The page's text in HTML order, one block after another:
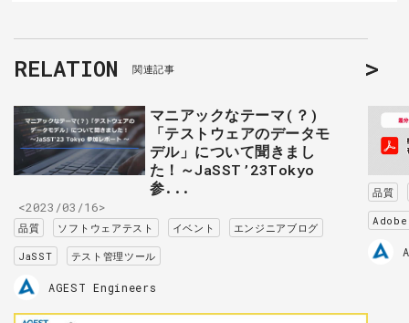
RELATION 関連記事
マニアックなテーマ(？)
「テストウェアのデータモ
デル」について聞きまし
た！～JaSST’23Tokyo
参...
<2023/03/16>
品質 ソフトウェアテスト イベント エンジニアブログ
JaSST テスト管理ツール
AGEST Engineers
品質
Adobe